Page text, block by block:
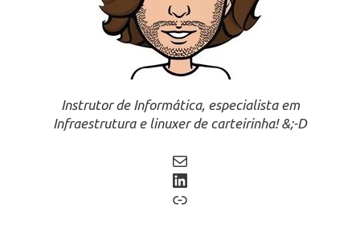
Instrutor de Informática, especialista em
Infraestrutura e linuxer de carteirinha! &;-D
Mail
LinkedIn
Link